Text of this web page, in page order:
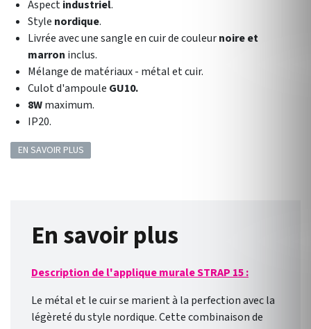
Aspectindustriel.
Style nordique.
Livrée avec une sangle en cuir de couleurnoire et
marron inclus.
Mélange de matériaux - métal et cuir.
Culotd'ampoule GU10.
8Wmaximum.
IP20.
EN SAVOIR PLUS
En savoir plus
Description de l'applique murale STRAP 15 :
Le métal et le cuir se marient à la perfection avec la
légèreté du style nordique. Cette combinaison de